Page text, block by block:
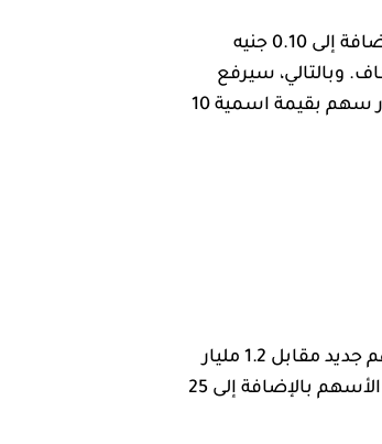
يقوم ADIB حاليًا بزيادة رأس ماله بقيمة 3 مليار جنيه، وذلك بإصدار 300 مليون سهم بقيمة اسمية 10 جنيه للسهم، بالإضافة إلى 0.10 جنيه
جمع 3.03 مليار جنيه في نهاية المطاف. وبالتالي، سيرفع
المصرف رأس ماله المدفوع من 12 مليار جنيه (1.2 مليار سهم بقيمة اسمية 10 جنيه للسهم) إلى 15 مليار جنيه (1.5 مليار سهم بقيمة اسمية 10
كانت هذه الزيادة في رأس المال متاحة لمساهمي ADIB الحاليين بنهاية 16 نوفمبر 2025 بنسبة 1 إلى 4 (300 مليون سهم جديد مقابل 1.2 مليار
سهم قائم). هذا يعني أنه إذا كنت مساهمًا في ذلك التاريخ، وامتلكت 100 سهم، فسيكون لديك اليوم نفس العدد من الأسهم بالإضافة إلى 25